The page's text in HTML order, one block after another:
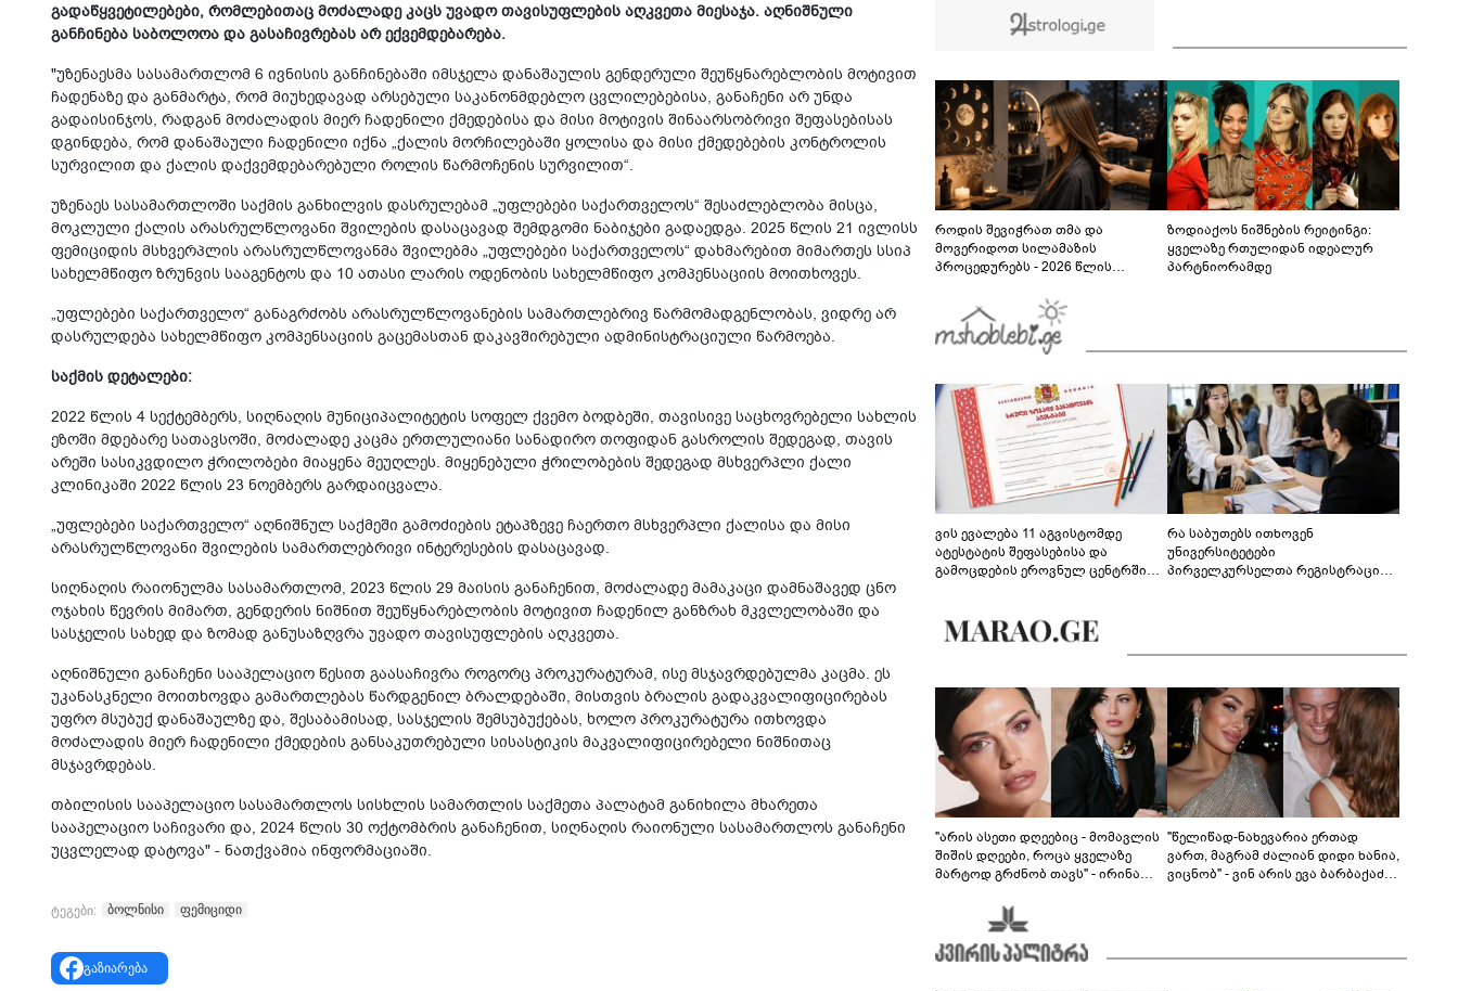
გადაწყვეტილებები, რომლებითაც მოძალადე კაცს უვადო თავისუფლების აღკვეთა მიესაჯა. აღნიშნული
განჩინება საბოლოოა და გასაჩივრებას არ ექვემდებარება.
"უზენაესმა სასამართლომ 6 ივნისის განჩინებაში იმსჯელა დანაშაულის გენდერული შეუწყნარებლობის მოტივით
ჩადენაზე და განმარტა, რომ მიუხედავად არსებული საკანონმდებლო ცვლილებებისა, განაჩენი არ უნდა
გადაისინჯოს, რადგან მოძალადის მიერ ჩადენილი ქმედებისა და მისი მოტივის შინაარსობრივი შეფასებისას
დგინდება, რომ დანაშაული ჩადენილი იქნა „ქალის მორჩილებაში ყოლისა და მისი ქმედებების კონტროლის
სურვილით და ქალის დაქვემდებარებული როლის წარმოჩენის სურვილით“.
უზენაეს სასამართლოში საქმის განხილვის დასრულებამ „უფლებები საქართველოს“ შესაძლებლობა მისცა,
მოკლული ქალის არასრულწლოვანი შვილების დასაცავად შემდგომი ნაბიჯები გადაედგა. 2025 წლის 21 ივლისს
ფემიციდის მსხვერპლის არასრულწლოვანმა შვილებმა „უფლებები საქართველოს“ დახმარებით მიმართეს სსიპ
სახელმწიფო ზრუნვის სააგენტოს და 10 ათასი ლარის ოდენობის სახელმწიფო კომპენსაციის მოითხოვეს.
„უფლებები საქართველო“ განაგრძობს არასრულწლოვანების სამართლებრივ წარმომადგენლობას, ვიდრე არ
დასრულდება სახელმწიფო კომპენსაციის გაცემასთან დაკავშირებული ადმინისტრაციული წარმოება.
საქმის დეტალები:
2022 წლის 4 სექტემბერს, სიღნაღის მუნიციპალიტეტის სოფელ ქვემო ბოდბეში, თავისივე საცხოვრებელი სახლის
ეზოში მდებარე სათავსოში, მოძალადე კაცმა ერთლულიანი სანადირო თოფიდან გასროლის შედეგად, თავის
არეში სასიკვდილო ჭრილობები მიაყენა მეუღლეს. მიყენებული ჭრილობების შედეგად მსხვერპლი ქალი
კლინიკაში 2022 წლის 23 ნოემბერს გარდაიცვალა.
„უფლებები საქართველო“ აღნიშნულ საქმეში გამოძიების ეტაპზევე ჩაერთო მსხვერპლი ქალისა და მისი
არასრულწლოვანი შვილების სამართლებრივი ინტერესების დასაცავად.
სიღნაღის რაიონულმა სასამართლომ, 2023 წლის 29 მაისის განაჩენით, მოძალადე მამაკაცი დამნაშავედ ცნო
ოჯახის წევრის მიმართ, გენდერის ნიშნით შეუწყნარებლობის მოტივით ჩადენილ განზრახ მკვლელობაში და
სასჯელის სახედ და ზომად განუსაზღვრა უვადო თავისუფლების აღკვეთა.
აღნიშნული განაჩენი სააპელაციო წესით გაასაჩივრა როგორც პროკურატურამ, ისე მსჯავრდებულმა კაცმა. ეს
უკანასკნელი მოითხოვდა გამართლებას წარდგენილ ბრალდებაში, მისთვის ბრალის გადაკვალიფიცირებას
უფრო მსუბუქ დანაშაულზე და, შესაბამისად, სასჯელის შემსუბუქებას, ხოლო პროკურატურა ითხოვდა
მოძალადის მიერ ჩადენილი ქმედების განსაკუთრებული სისასტიკის მაკვალიფიცირებელი ნიშნითაც
მსჯავრდებას.
თბილისის სააპელაციო სასამართლოს სისხლის სამართლის საქმეთა პალატამ განიხილა მხარეთა
სააპელაციო საჩივარი და, 2024 წლის 30 ოქტომბრის განაჩენით, სიღნაღის რაიონული სასამართლოს განაჩენი
უცვლელად დატოვა" - ნათქვამია ინფორმაციაში.
ტეგები: ბოლნისი ფემიციდი
გაზიარება
როდის შევიჭრათ თმა და
მოვერიდოთ სილამაზის
პროცედურებს - 2026 წლის
გზამკვლევი
ზოდიაქოს ნიშნების რეიტინგი:
ყველაზე რთულიდან იდეალურ
პარტნიორამდე
ვის ევალება 11 აგვისტომდე
ატესტატის შეფასებისა და
გამოცდების ეროვნულ ცენტრში
რა საბუთებს ითხოვენ
უნივერსიტეტები
პირველკურსელთა რეგისტრაციის
"არის ასეთი დღეებიც - მომავლის
შიშის დღეები, როცა ყველაზე
მარტოდ გრძნობ თავს" - ირინა
"წელიწად-ნახევარია ერთად
ვართ, მაგრამ ძალიან დიდი ხანია,
ვიცნობ" - ვინ არის ევა ბარბაქაძის